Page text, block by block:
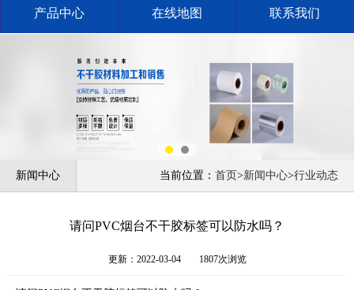
产品中心 在线地图 联系我们
新闻中心 当前位置： 首页>新闻中心>行业动态
请问PVC烟台不干胶标签可以防水吗？
更新：2022-03-04 1807次浏览